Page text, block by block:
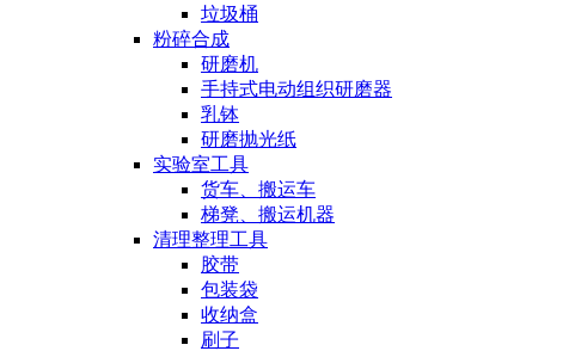
垃圾桶
粉碎合成
研磨机
手持式电动组织研磨器
乳钵
研磨抛光纸
实验室工具
货车、搬运车
梯凳、搬运机器
清理整理工具
胶带
包装袋
收纳盒
刷子